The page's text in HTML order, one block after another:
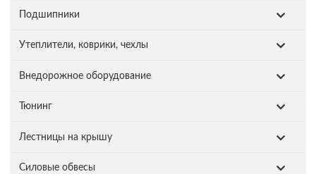
Подшипники
Утеплители, коврики, чехлы
Внедорожное оборудование
Тюнинг
Лестницы на крышу
Силовые обвесы